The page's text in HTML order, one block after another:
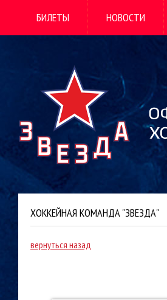
БИЛЕТЫ НОВОСТИ
ХОККЕЙНАЯ КОМАНДА "ЗВЕЗДА"
вернуться назад